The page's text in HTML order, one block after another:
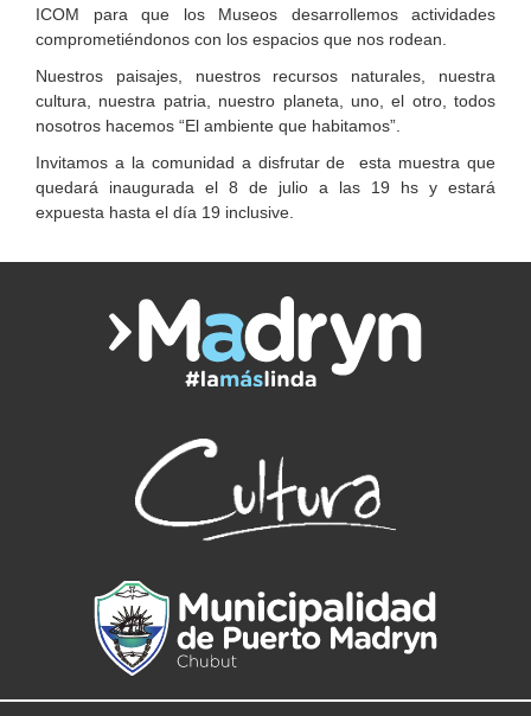
ICOM para que los Museos desarrollemos actividades
comprometiéndonos con los espacios que nos rodean.
Nuestros paisajes, nuestros recursos naturales, nuestra
cultura, nuestra patria, nuestro planeta, uno, el otro, todos
nosotros hacemos “El ambiente que habitamos”.
Invitamos a la comunidad a disfrutar de esta muestra que
quedará inaugurada el 8 de julio a las 19 hs y estará
expuesta hasta el día 19 inclusive.